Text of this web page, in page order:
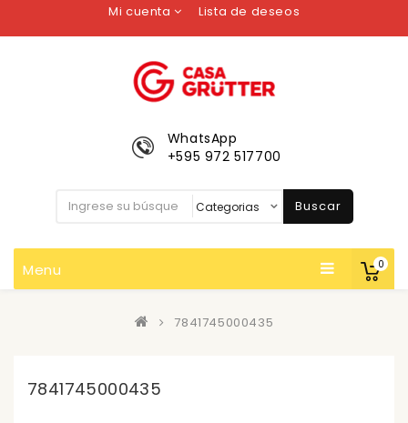
Mi cuenta Lista de deseos
0
WhatsApp
+595 972 517700
Buscar
Menu
7841745000435
7841745000435